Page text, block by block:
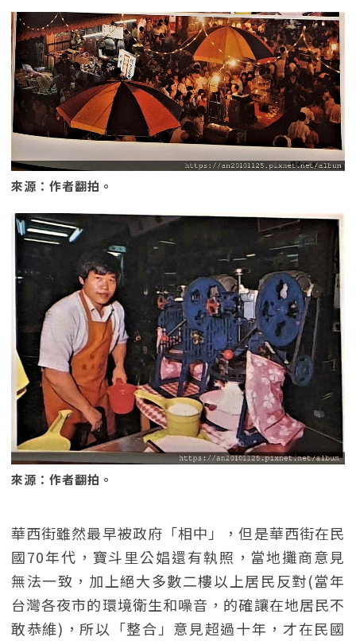
來源：作者翻拍。
來源：作者翻拍。
華西街雖然最早被政府「相中」，但是華西街在民
國70年代，寶斗里公娼還有執照，當地攤商意見
無法一致，加上絕大多數二樓以上居民反對(當年
台灣各夜市的環境衛生和噪音，的確讓在地居民不
敢恭維)，所以「整合」意見超過十年，才在民國